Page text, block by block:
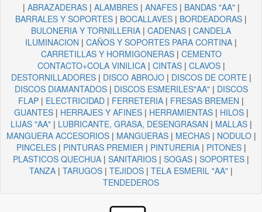
| ABRAZADERAS| ALAMBRES| ANAFES| BANDAS "AA"|
BARRALES Y SOPORTES | BOCALLAVES | BORDEADORAS |
BULONERIA Y TORNILLERIA | CADENAS | CANDELA
ILUMINACION | CAÑOS Y SOPORTES PARA CORTINA |
CARRETILLAS Y HORMIGONERAS| CEMENTO
CONTACTO+COLA VINILICA| CINTAS| CLAVOS|
DESTORNILLADORES| DISCO ABROJO| DISCOS DE CORTE|
DISCOS DIAMANTADOS| DISCOS ESMERILES"AA"| DISCOS
FLAP | ELECTRICIDAD | FERRETERIA | FRESAS BREMEN |
GUANTES| HERRAJES Y AFINES| HERRAMIENTAS| HILOS|
LIJAS "AA"| LUBRICANTE, GRASA, DESENGRASAN | MALLAS|
MANGUERA ACCESORIOS| MANGUERAS| MECHAS| NODULO|
PINCELES| PINTURAS PREMIER | PINTURERIA| PITONES|
PLASTICOS QUECHUA | SANITARIOS | SOGAS | SOPORTES |
TANZA | TARUGOS | TEJIDOS | TELA ESMERIL "AA" |
TENDEDEROS